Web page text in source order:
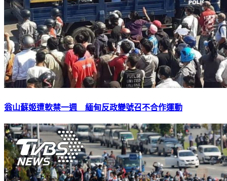
翁山蘇姬遭軟禁一週 緬甸反政變號召不合作運動